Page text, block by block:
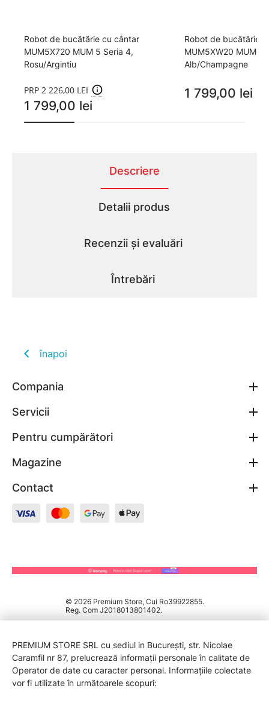
Robot de bucătărie cu cântar
MUM5X720 MUM 5 Seria 4,
Rosu/Argintiu
PRP 2 226,00 LEI
1 799,00 lei
Robot de bucătărie
MUM5XW20 MUM 5
Alb/Champagne
1 799,00 lei
Descriere
Detalii produs
Recenzii și evaluări
Întrebări
înapoi
Compania
Servicii
Pentru cumpărători
Magazine
Contact
© 2026 Premium Store, Cui Ro39922855.
Reg. Com J2018013801402.
PREMIUM STORE SRL cu sediul in București, str. Nicolae
Caramfil nr 87, prelucrează informații personale în calitate de
Operator de date cu caracter personal. Informațiile colectate
vor fi utilizate în următoarele scopuri: